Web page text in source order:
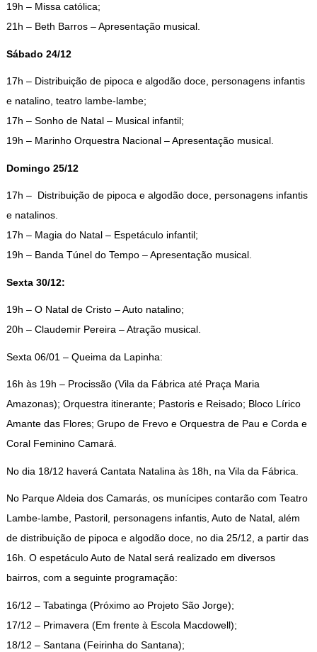
19h – Missa católica;
21h – Beth Barros – Apresentação musical.
Sábado 24/12
17h – Distribuição de pipoca e algodão doce, personagens infantis
e natalino, teatro lambe-lambe;
17h – Sonho de Natal – Musical infantil;
19h – Marinho Orquestra Nacional – Apresentação musical.
Domingo 25/12
17h – Distribuição de pipoca e algodão doce, personagens infantis
e natalinos.
17h – Magia do Natal – Espetáculo infantil;
19h – Banda Túnel do Tempo – Apresentação musical.
Sexta 30/12:
19h – O Natal de Cristo – Auto natalino;
20h – Claudemir Pereira – Atração musical.
Sexta 06/01 – Queima da Lapinha:
16h às 19h – Procissão (Vila da Fábrica até Praça Maria
Amazonas); Orquestra itinerante; Pastoris e Reisado; Bloco Lírico
Amante das Flores; Grupo de Frevo e Orquestra de Pau e Corda e
Coral Feminino Camará.
No dia 18/12 haverá Cantata Natalina às 18h, na Vila da Fábrica.
No Parque Aldeia dos Camarás, os munícipes contarão com Teatro
Lambe-lambe, Pastoril, personagens infantis, Auto de Natal, além
de distribuição de pipoca e algodão doce, no dia 25/12, a partir das
16h. O espetáculo Auto de Natal será realizado em diversos
bairros, com a seguinte programação:
16/12 – Tabatinga (Próximo ao Projeto São Jorge);
17/12 – Primavera (Em frente à Escola Macdowell);
18/12 – Santana (Feirinha do Santana);